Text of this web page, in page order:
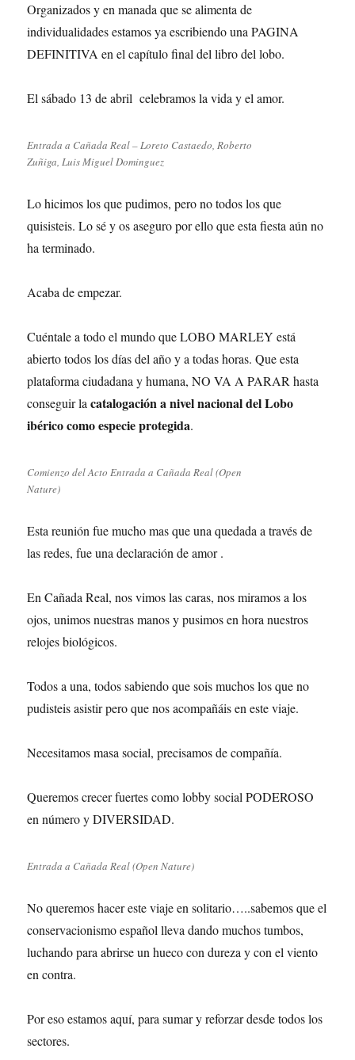
Organizados y en manada que se alimenta de
individualidades estamos ya escribiendo una PAGINA
DEFINITIVA en el capítulo final del libro del lobo.
El sábado 13 de abril celebramos la vida y el amor.
Entrada a Cañada Real – Loreto Castaedo, Roberto
Zuñiga, Luis Miguel Dominguez
Lo hicimos los que pudimos, pero no todos los que
quisisteis. Lo sé y os aseguro por ello que esta fiesta aún no
ha terminado.
Acaba de empezar.
Cuéntale a todo el mundo que LOBO MARLEY está
abierto todos los días del año y a todas horas. Que esta
plataforma ciudadana y humana, NO VA A PARAR hasta
conseguir lacatalogación a nivel nacional del Lobo
ibérico como especie protegida.
Comienzo del Acto Entrada a Cañada Real (Open
Nature)
Esta reunión fue mucho mas que una quedada a través de
las redes, fue una declaración de amor .
En Cañada Real, nos vimos las caras, nos miramos a los
ojos, unimos nuestras manos y pusimos en hora nuestros
relojes biológicos.
Todos a una, todos sabiendo que sois muchos los que no
pudisteis asistir pero que nos acompañáis en este viaje.
Necesitamos masa social, precisamos de compañía.
Queremos crecer fuertes como lobby social PODEROSO
en número y DIVERSIDAD.
Entrada a Cañada Real (Open Nature)
No queremos hacer este viaje en solitario…..sabemos que el
conservacionismo español lleva dando muchos tumbos,
luchando para abrirse un hueco con dureza y con el viento
en contra.
Por eso estamos aquí, para sumar y reforzar desde todos los
sectores.